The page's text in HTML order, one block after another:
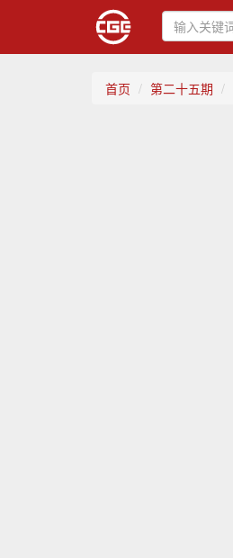
首页 第二十五期